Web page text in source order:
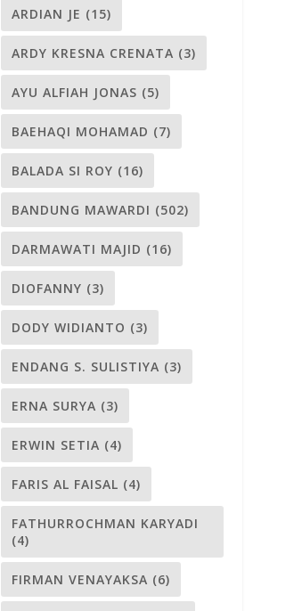
ARDIAN JE (15)
ARDY KRESNA CRENATA (3)
AYU ALFIAH JONAS (5)
BAEHAQI MOHAMAD (7)
BALADA SI ROY (16)
BANDUNG MAWARDI (502)
DARMAWATI MAJID (16)
DIOFANNY (3)
DODY WIDIANTO (3)
ENDANG S. SULISTIYA (3)
ERNA SURYA (3)
ERWIN SETIA (4)
FARIS AL FAISAL (4)
FATHURROCHMAN KARYADI
(4)
FIRMAN VENAYAKSA (6)